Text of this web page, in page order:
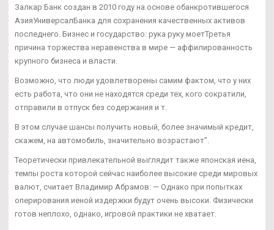
Залкар Банк создан в 2010 году на основе обанкротившегося
АзияУниверсалБанка для сохранения качественных активов
последнего. Бизнес и государство: рука руку моетТретья
причина торжества неравенства в мире — аффилированность
крупного бизнеса и власти.
Возможно, что люди удовлетворены самим фактом, что у них
есть работа, что они не находятся среди тех, кого сократили,
отправили в отпуск без содержания и т.
В этом случае шансы получить новый, более значимый кредит,
скажем, на автомобиль, значительно возрастают".
Теоретически привлекательной выглядит также японская иена,
темпы роста которой сейчас наиболее высокие среди мировых
валют, считает Владимир Абрамов: — Однако при попытках
оперирования иеной издержки будут очень высоки. Физически
готов неплохо, однако, игровой практики не хватает.